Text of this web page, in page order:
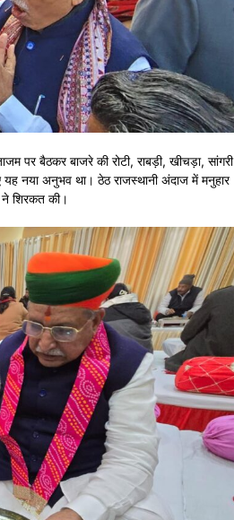
पर बैठकर बाजरे की रोटी, राबड़ी, खीचड़ा, सांगरी
यह नया अनुभव था। ठेठ राजस्थानी अंदाज में मनुहार
ने शिरकत की।